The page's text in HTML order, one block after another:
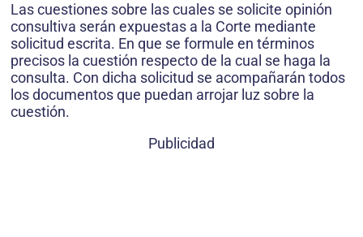
Las cuestiones sobre las cuales se solicite opinión
consultiva serán expuestas a la Corte mediante
solicitud escrita. En que se formule en términos
precisos la cuestión respecto de la cual se haga la
consulta. Con dicha solicitud se acompañarán todos
los documentos que puedan arrojar luz sobre la
cuestión.
Publicidad